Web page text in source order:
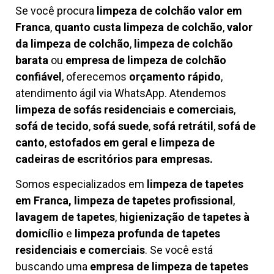
Se você procura limpeza de colchão valor em
Franca, quanto custa limpeza de colchão,valor
da limpeza de colchão, limpeza de colchão
barata ou empresa de limpeza de colchão
confiável, oferecemos orçamento rápido,
atendimento ágil via WhatsApp. Atendemos
limpeza desofás residenciais e comerciais,
sofá de tecido,sofá suede,sofá retrátil,sofá de
canto, estofados em geral e limpeza de
cadeiras de escritórios para empresas.
Somos especializados em limpeza de tapetes
em Franca, limpeza de tapetes profissional ,
lavagem de tapetes, higienização de tapetes à
domicílio e limpeza profunda de tapetes
residenciais e comerciais. Se você está
buscando uma empresa de limpeza de tapetes